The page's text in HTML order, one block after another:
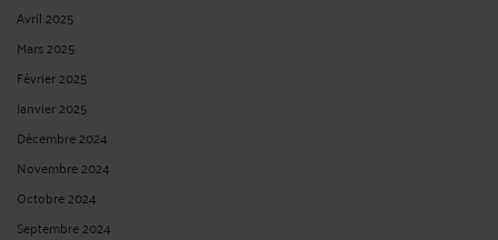
Avril 2025
Mars 2025
Février 2025
Janvier 2025
Décembre 2024
Novembre 2024
Octobre 2024
Septembre 2024